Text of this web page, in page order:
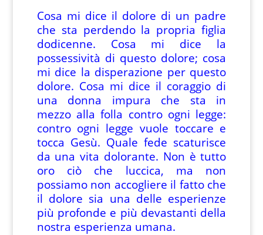
Cosa mi dice il dolore di un padre
che sta perdendo la propria figlia
dodicenne. Cosa mi dice la
possessività di questo dolore; cosa
mi dice la disperazione per questo
dolore. Cosa mi dice il coraggio di
una donna impura che sta in
mezzo alla folla contro ogni legge:
contro ogni legge vuole toccare e
tocca Gesù. Quale fede scaturisce
da una vita dolorante. Non è tutto
oro ciò che luccica, ma non
possiamo non accogliere il fatto che
il dolore sia una delle esperienze
più profonde e più devastanti della
nostra esperienza umana.